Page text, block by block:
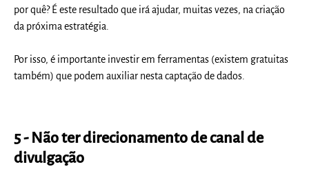
por quê? É este resultado que irá ajudar, muitas vezes, na criação
da próxima estratégia.
Por isso, é importante investir em ferramentas (existem gratuitas
também) que podem auxiliar nesta captação de dados.
5 - Não ter direcionamento de canal de
divulgação